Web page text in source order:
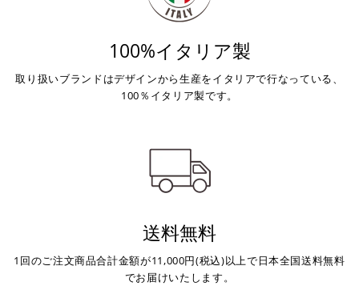
100%イタリア製
取り扱いブランドはデザインから生産をイタリアで行なっている、
100％イタリア製です。
送料無料
1回のご注文商品合計金額が11,000円(税込)以上で日本全国送料無料
でお届けいたします。